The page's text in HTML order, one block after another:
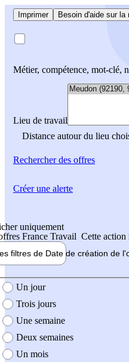
Imprimer Besoin d'aide sur la
Métier, compétence, mot-clé,
Lieu de travail
Distance autour du lieu
Rechercherdes offres
uniquement
France Travail Cette action
filtres de Date de création de
création de l'offre
Un jour
Trois jours
Une semaine
Deux semaines
Un mois
Créer une alerte